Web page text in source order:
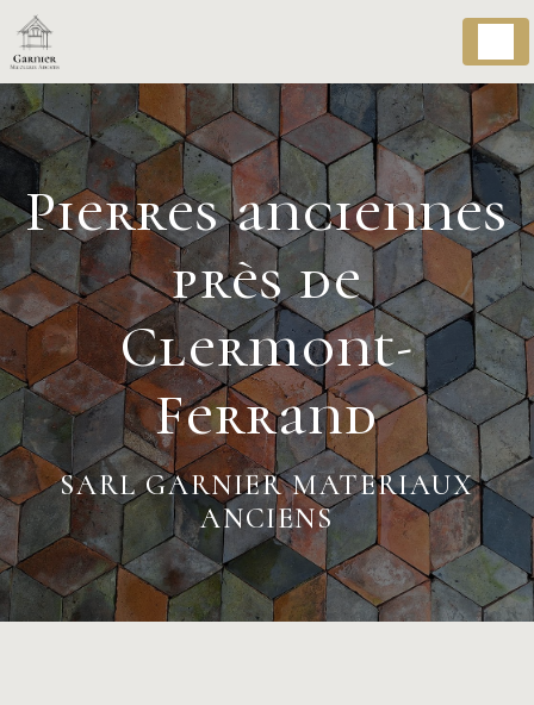
Pierres anciennes
près de
Clermont-
Ferrand
SARL GARNIER MATERIAUX
ANCIENS
Panneau de gestion des cookies